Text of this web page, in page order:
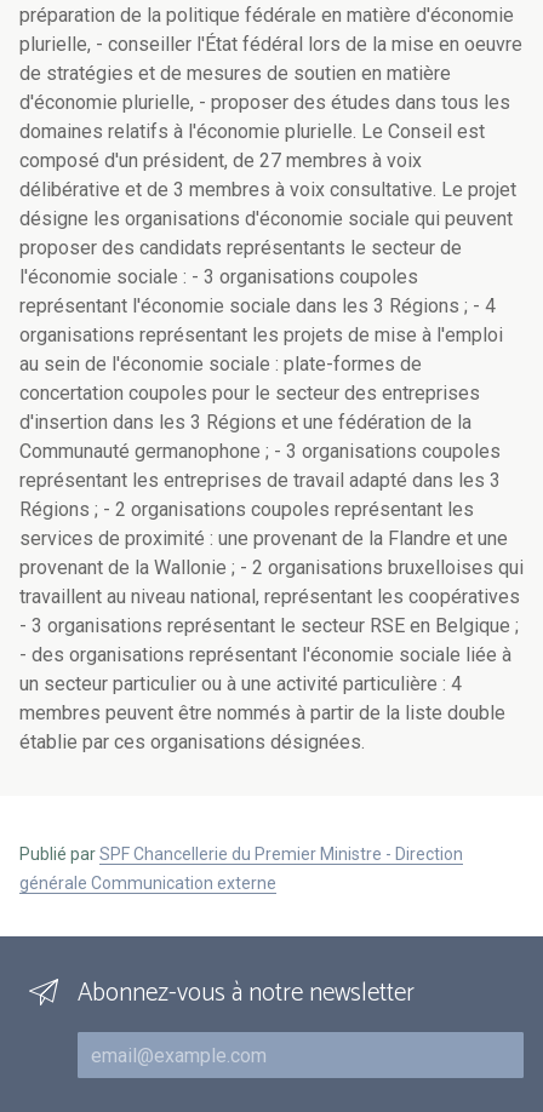
préparation de la politique fédérale en matière d'économie
plurielle, - conseiller l'État fédéral lors de la mise en oeuvre
de stratégies et de mesures de soutien en matière
d'économie plurielle, - proposer des études dans tous les
domaines relatifs à l'économie plurielle. Le Conseil est
composé d'un président, de 27 membres à voix
délibérative et de 3 membres à voix consultative. Le projet
désigne les organisations d'économie sociale qui peuvent
proposer des candidats représentants le secteur de
l'économie sociale : - 3 organisations coupoles
représentant l'économie sociale dans les 3 Régions ; - 4
organisations représentant les projets de mise à l'emploi
au sein de l'économie sociale : plate-formes de
concertation coupoles pour le secteur des entreprises
d'insertion dans les 3 Régions et une fédération de la
Communauté germanophone ; - 3 organisations coupoles
représentant les entreprises de travail adapté dans les 3
Régions ; - 2 organisations coupoles représentant les
services de proximité : une provenant de la Flandre et une
provenant de la Wallonie ; - 2 organisations bruxelloises qui
travaillent au niveau national, représentant les coopératives
- 3 organisations représentant le secteur RSE en Belgique ;
- des organisations représentant l'économie sociale liée à
un secteur particulier ou à une activité particulière : 4
membres peuvent être nommés à partir de la liste double
établie par ces organisations désignées.
Publié parSPF Chancellerie du Premier Ministre - Direction
générale Communication externe
Abonnez-vous à notre newsletter
Courriel